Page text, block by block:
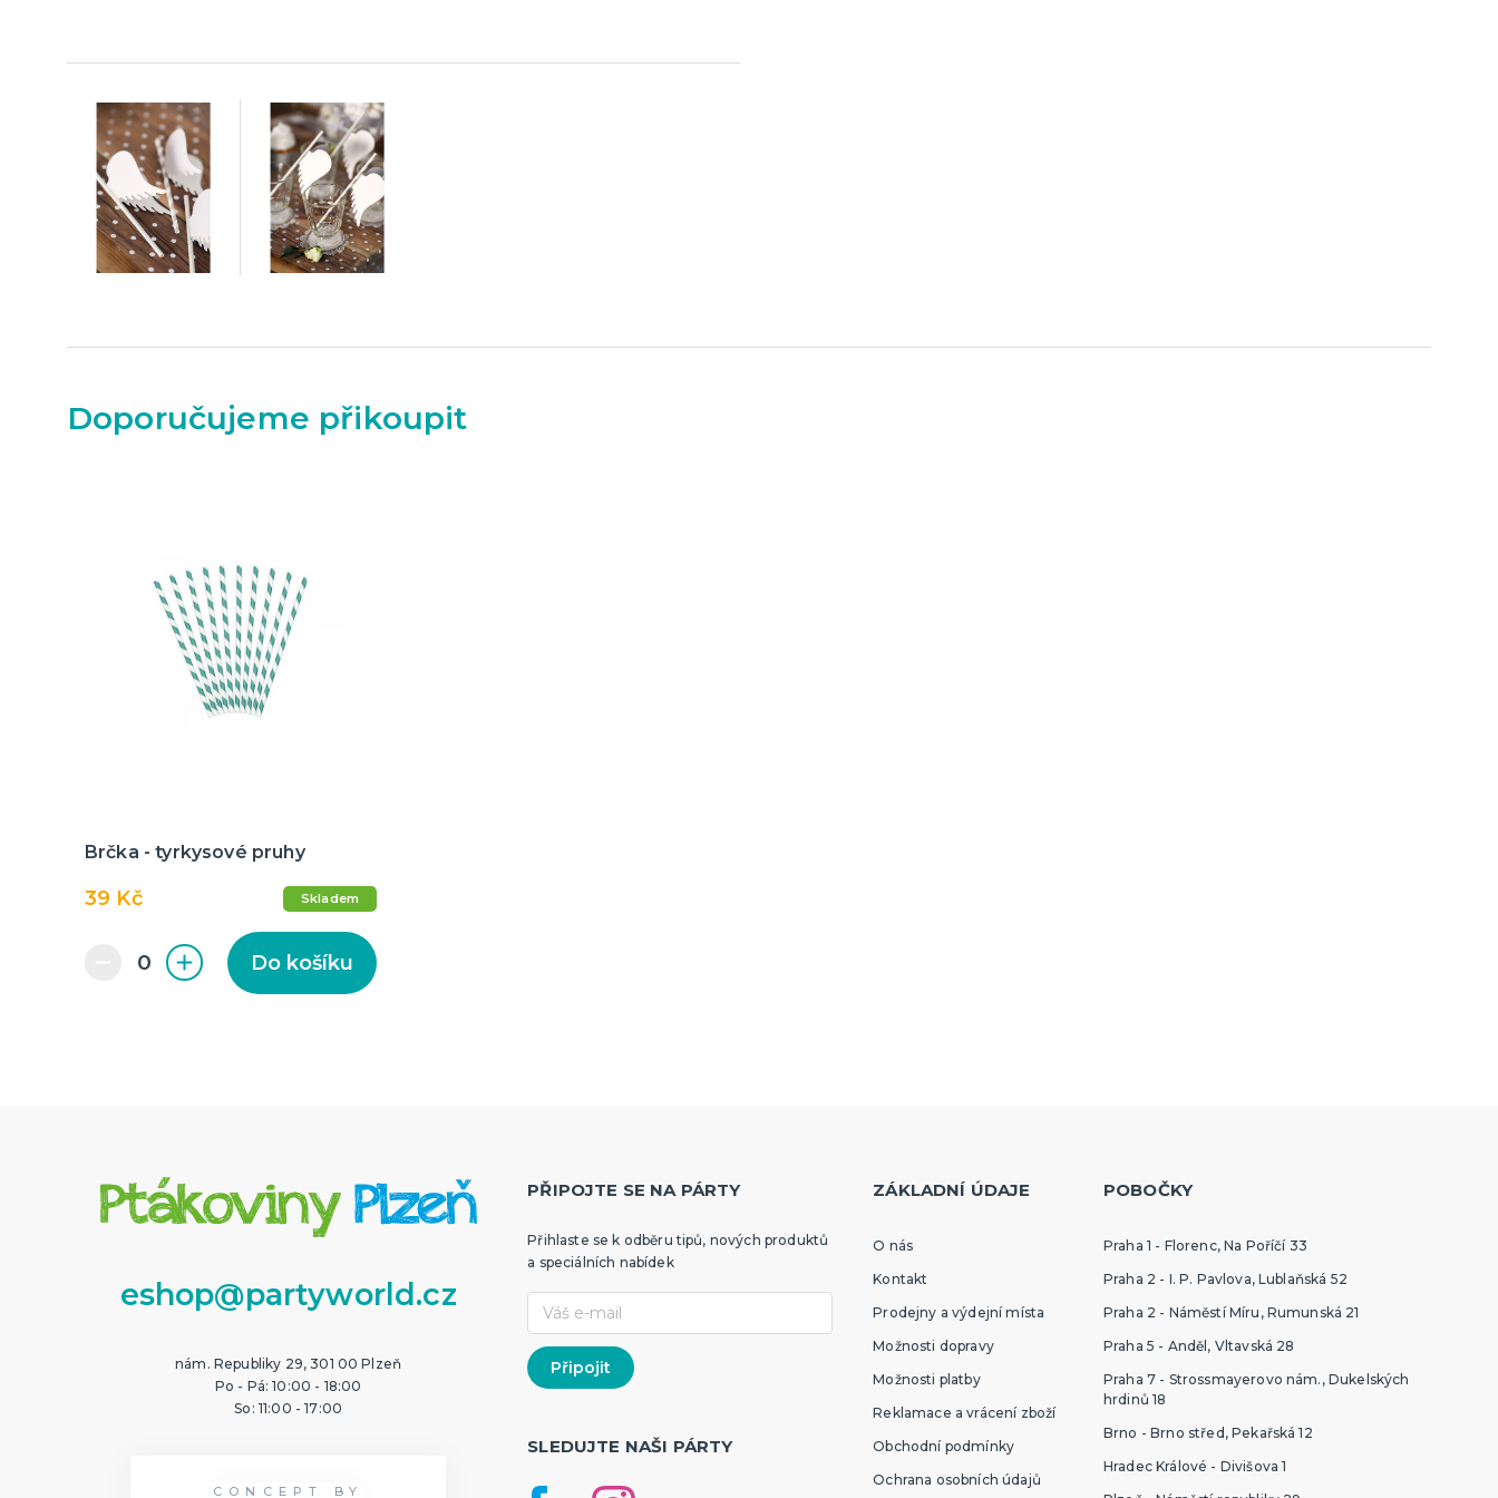
Doporučujeme přikoupit
Brčka - tyrkysové pruhy
39 Kč Skladem
Do košíku
eshop@partyworld.cz
nám. Republiky 29, 301 00 Plzeň
Po - Pá: 10:00 - 18:00
So: 11:00 - 17:00
CONCEPT BY
PŘIPOJTE SE NA PÁRTY
Přihlaste se k odběru tipů, nových produktů
a speciálních nabídek
SLEDUJTE NAŠI PÁRTY
ZÁKLADNÍ ÚDAJE
O nás
Kontakt
Prodejny a výdejní místa
Možnosti dopravy
Možnosti platby
Reklamace a vrácení zboží
Obchodní podmínky
Ochrana osobních údajů
POBOČKY
Praha 1 - Florenc, Na Poříčí 33
Praha 2 - I. P. Pavlova, Lublaňská 52
Praha 2 - Náměstí Míru, Rumunská 21
Praha 5 - Anděl, Vltavská 28
Praha 7 - Strossmayerovo nám., Dukelských
hrdinů 18
Brno - Brno střed, Pekařská 12
Hradec Králové - Divišova 1